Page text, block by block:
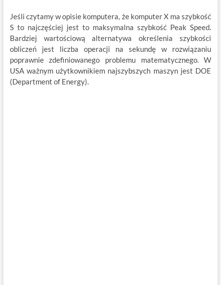
Jeśli czytamy w opisie komputera, że komputer X ma szybkość
S to najczęściej jest to maksymalna szybkość Peak Speed.
Bardziej wartościową alternatywa określenia szybkości
obliczeń jest liczba operacji na sekundę w rozwiązaniu
poprawnie zdefiniowanego problemu matematycznego. W
USA ważnym użytkownikiem najszybszych maszyn jest DOE
(Department of Energy).